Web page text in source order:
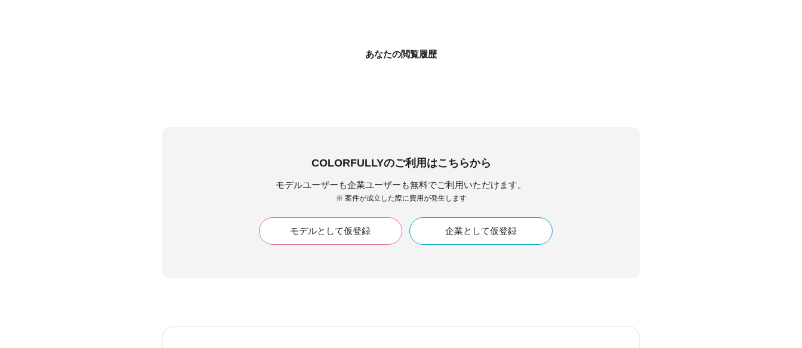
あなたの閲覧履歴
COLORFULLYのご利用はこちらから
モデルユーザーも企業ユーザーも無料でご利用いただけます。
※ 案件が成立した際に費用が発生します
モデルとして仮登録 企業として仮登録